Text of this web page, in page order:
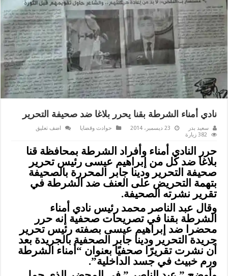
نادي أمناء الشرطة بقنا يحرر بلاغا ضد صحيفة التحرير
سعيد بدر 23 ديسمبر، 2014 حوادث وقضايا
اضف تعليق
382 زيارة
حرر النادي أمناء وأفراد الشرطة بمحافظة قنا
بلاغا ضد كل من إبراهيم عيسى رئيس تحرير
صحيفة التحرير ودينا جابر المحررة بالصحيفة
بتهمة التحريض على العنف ضد الشرطة في
تقرير نشرته الصحيفة.
وقال عبد الناصر محمد رئيس نادي أمناء
الشرطة بقنا في تصريحات صحفية إنه حرر
محضرا ضد إبراهيم عيسى بصفته رئيس تحرير
جريدة التحرير ودينا جابر الصحفية بالجريدة بعد
أن نشرت تقريرًا صحفيًا بعنوان “أمناء الشرطة
ورم خبيث في جسد الداخلية”.